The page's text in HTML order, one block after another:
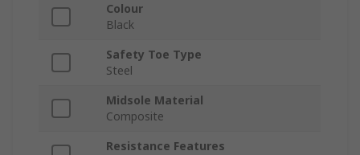
Colour
Black
Safety Toe Type
Steel
Midsole Material
Composite
Resistance Features